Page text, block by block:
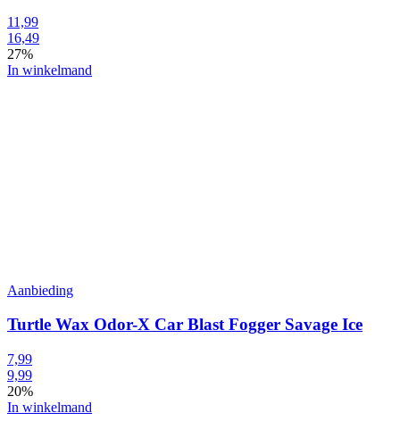
11,99
16,49
27%
In winkelmand
Aanbieding
Turtle Wax Odor-X Car Blast Fogger Savage Ice
7,99
9,99
20%
In winkelmand